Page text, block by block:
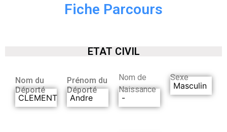
Fiche Parcours
ETAT CIVIL
Nom du
Déporté
CLEMENT
Prénom du
Déporté
Andre
Nom de
Naissance
-
Sexe
Masculin